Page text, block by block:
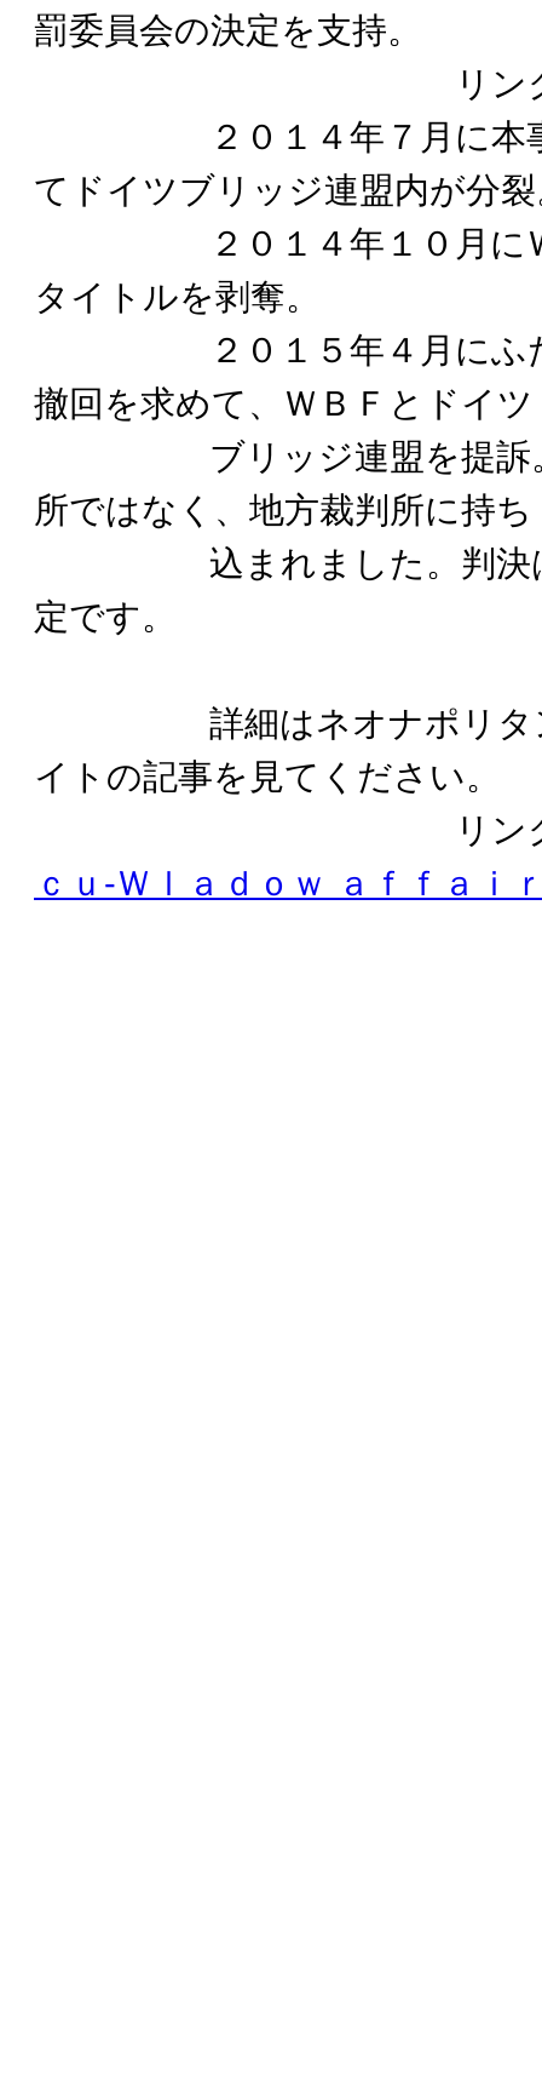
罰委員会の決定を支持。
リン
２０１４年７月に本事
てドイツブリッジ連盟内が分
２０１４年１０月にＷ
タイトルを剥奪。
２０１５年４月にふた
撤回を求めて、ＷＢＦとドイツ
ブリッジ連盟を提訴。
所ではなく、地方裁判所に持ち
込まれました。判決は
定です。
詳細はネオナポリタン
イトの記事を見てください。
リン
ｃｕ-Ｗｌａｄｏｗ ａｆｆａｉ